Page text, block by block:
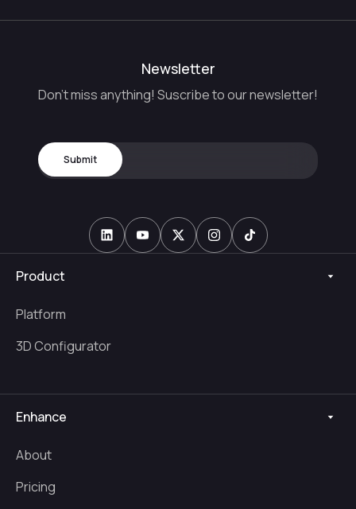
Newsletter
Don't miss anything! Suscribe to our newsletter!
Product
Platform
3D Configurator
Enhance
About
Pricing